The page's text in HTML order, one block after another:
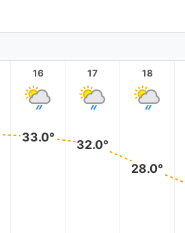
16
33.0°
17
32.0°
18
28.0°